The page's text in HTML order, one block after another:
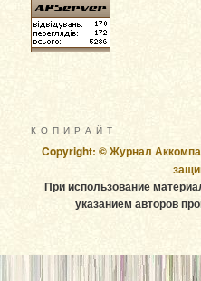
К О П И Р А Й Т
Copyright: © Журнал
При использование
указанием авторов